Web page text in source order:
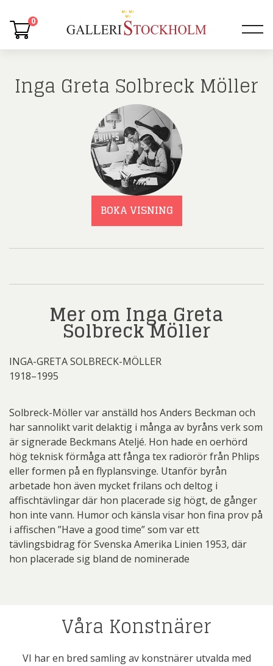
0
Inga Greta Solbreck Möller
BOKA VISNING
Mer om Inga Greta
Solbreck Möller
INGA-GRETA SOLBRECK-MÖLLER
1918–1995
Solbreck-Möller var anställd hos Anders Beckman och
har sannolikt varit delaktig i många av byråns verk som
är signerade Beckmans Ateljé. Hon hade en oerhörd
hög teknisk förmåga att fånga tex radiorör från Phlips
eller formen på en flyplansvinge. Utanför byrån
arbetade hon även mycket frilans och deltog i
affischtävlingar där hon placerade sig högt, de gånger
hon inte vann. Humor och känsla visar hon fina prov på
i affischen ”Have a good time” som var ett
tävlingsbidrag för Svenska Amerika Linien 1953, där
hon placerade sig bland de nominerade
Våra Konstnärer
VI har en bred samling av konstnärer utvalda med